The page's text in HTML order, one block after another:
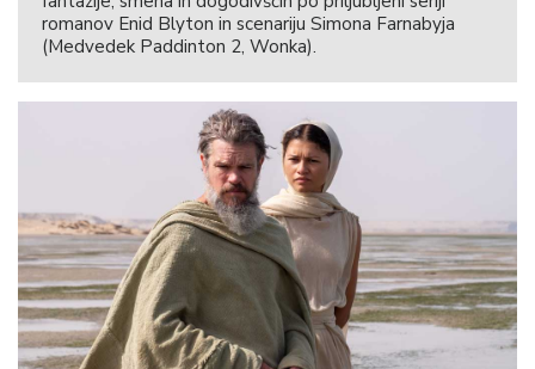
romanov Enid Blyton in scenariju Simona Farnabyja
(Medvedek Paddinton 2, Wonka).